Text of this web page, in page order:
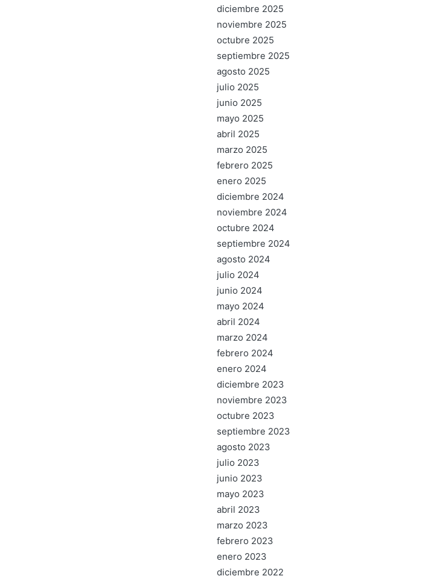
diciembre 2025
noviembre 2025
octubre 2025
septiembre 2025
agosto 2025
julio 2025
junio 2025
mayo 2025
abril 2025
marzo 2025
febrero 2025
enero 2025
diciembre 2024
noviembre 2024
octubre 2024
septiembre 2024
agosto 2024
julio 2024
junio 2024
mayo 2024
abril 2024
marzo 2024
febrero 2024
enero 2024
diciembre 2023
noviembre 2023
octubre 2023
septiembre 2023
agosto 2023
julio 2023
junio 2023
mayo 2023
abril 2023
marzo 2023
febrero 2023
enero 2023
diciembre 2022